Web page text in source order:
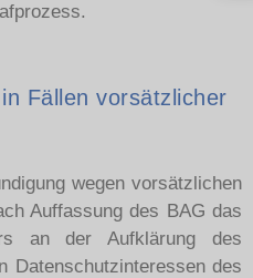
Fällen vorsätzlicher
wegen vorsätzlichen
Auffassung des BAG das
an der Aufklärung des
Datenschutzinteressen des